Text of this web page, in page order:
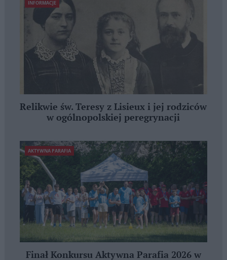
INFORMACJE
Relikwie św. Teresy z Lisieux i jej rodziców
w ogólnopolskiej peregrynacji
AKTYWNA PARAFIA
Finał Konkursu Aktywna Parafia 2026 w